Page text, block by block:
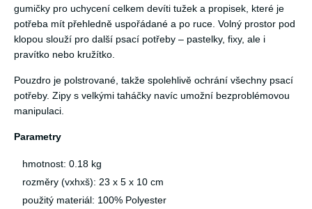
gumičky pro uchycení celkem devíti tužek a propisek, které je
potřeba mít přehledně uspořádané a po ruce. Volný prostor pod
klopou slouží pro další psací potřeby – pastelky, fixy, ale i
pravítko nebo kružítko.
Pouzdro je polstrované, takže spolehlivě ochrání všechny psací
potřeby. Zipy s velkými taháčky navíc umožní bezproblémovou
manipulaci.
Parametry
hmotnost: 0.18 kg
rozměry (vxhxš): 23 x 5 x 10 cm
použitý materiál: 100% Polyester